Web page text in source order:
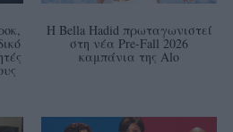
Η Bella Hadid πρωταγωνιστεί
στη νέα Pre-Fall 2026
καμπάνια της Alo